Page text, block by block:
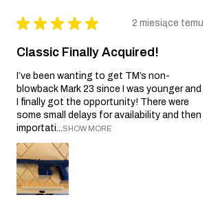
★ ★ ★ ★ ★ 2 miesiące temu
Classic Finally Acquired!
I’ve been wanting to get TM’s non-
blowback Mark 23 since I was younger and
I finally got the opportunity! There were
some small delays for availability and then
importati...SHOW MORE